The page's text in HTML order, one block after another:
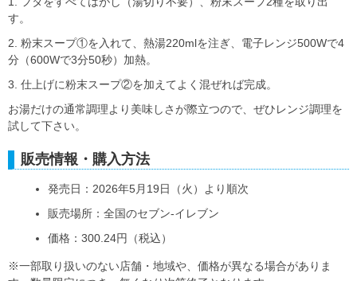
す。
2. 粉末スープ①を入れて、熱湯220mlを注ぎ、電子レンジ500Wで4
分（600Wで3分50秒）加熱。
3. 仕上げに粉末スープ②を加えてよく混ぜれば完成。
お湯だけの通常調理より美味しさが際立つので、ぜひレンジ調理を
試して下さい。
販売情報・購入方法
発売日：2026年5月19日（火）より順次
販売場所：全国のセブン‐イレブン
価格：300.24円（税込）
※一部取り扱いのない店舗・地域や、価格が異なる場合がありま